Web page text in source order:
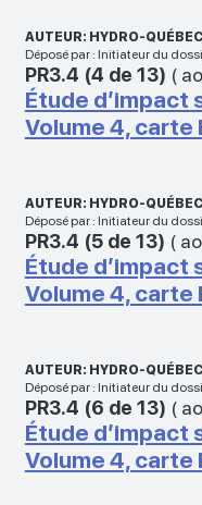
AUTEUR: HYDRO-
Déposé par : Initiateur du
PR3.4 (4 de 13) (
Étude d’impact
Volume 4, carte
AUTEUR: HYDRO-
Déposé par : Initiateur du
PR3.4 (5 de 13) (
Étude d’impact
Volume 4, carte
AUTEUR: HYDRO-
Déposé par : Initiateur du
PR3.4 (6 de 13) (
Étude d’impact
Volume 4, carte